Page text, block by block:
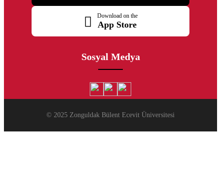
Download on the
App Store
Sosyal Medya
© 2025 Zonguldak Bülent Ecevit Üniversitesi